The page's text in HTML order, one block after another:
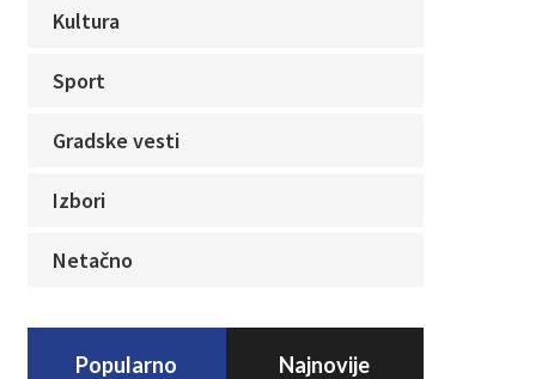
Kultura
Sport
Gradske vesti
Izbori
Netačno
Popularno Najnovije